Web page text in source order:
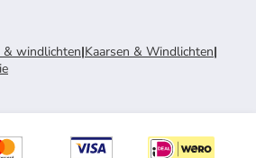
& windlichten|Kaarsen & Windlichten|